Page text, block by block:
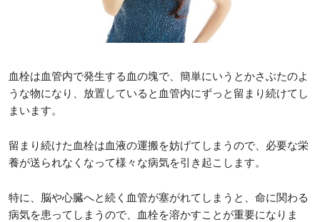
血栓は血管内で発生する血の塊で、簡単にいうとかさぶたのよ
うな物になり、放置していると血管内にずっと留まり続けてし
まいます。
留まり続けた血栓は血液の運搬を妨げてしまうので、必要な栄
養が送られなくなって様々な病気を引き起こします。
特に、脳や心臓へと続く血管が塞がれてしまうと、命に関わる
病気を患ってしまうので、血栓を溶かすことが重要になりま